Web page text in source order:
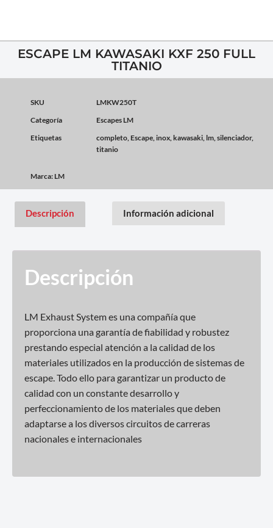
ESCAPE LM KAWASAKI KXF 250 FULL
TITANIO
SKU
LMKW250T
Categoría
Escapes LM
Etiquetas
completo, Escape,inox,kawasaki, lm,silenciador,
titanio
Marca: LM
Descripción Información adicional
Descripción
LM Exhaust System es una compañía que
proporciona una garantía de fiabilidad y robustez
prestando especial atención a la calidad de los
materiales utilizados en la producción de sistemas de
escape. Todo ello para garantizar un producto de
calidad con un constante desarrollo y
perfeccionamiento de los materiales que deben
adaptarse a los diversos circuitos de carreras
nacionales e internacionales